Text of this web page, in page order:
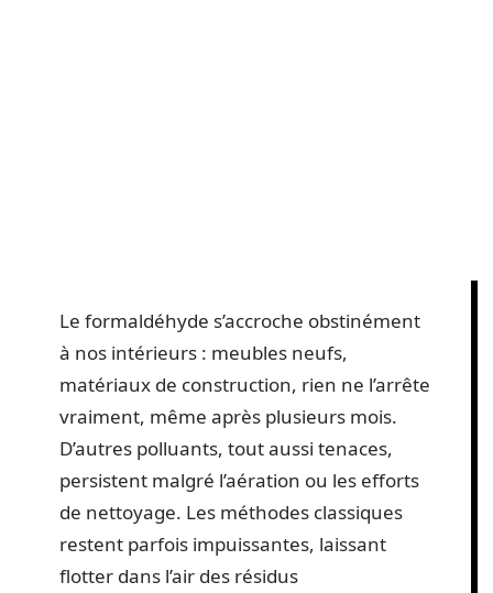
Le formaldéhyde s’accroche obstinément
à nos intérieurs : meubles neufs,
matériaux de construction, rien ne l’arrête
vraiment, même après plusieurs mois.
D’autres polluants, tout aussi tenaces,
persistent malgré l’aération ou les efforts
de nettoyage. Les méthodes classiques
restent parfois impuissantes, laissant
flotter dans l’air des résidus